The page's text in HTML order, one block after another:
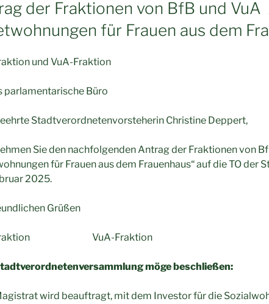
der Fraktionen von BfB und VuA
für Frauen aus dem
Fraktion und VuA-Fraktion 29.
parlamentarische Büro
Stadtverordnetenvorsteherin Christine Deppert,
Sie den nachfolgenden Antrag der Fraktionen von
für Frauen aus dem Frauenhaus“ auf die TO
2025.
Grüßen
Fraktion VuA-Fraktion
möge beschließen:
wird beauftragt, mit dem Investor für die